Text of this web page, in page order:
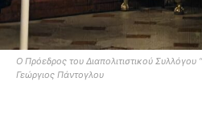
Ο Πρόεδρος του Διαπολιτιστικού Συλλόγου
Γεώργιος Πάντογλου